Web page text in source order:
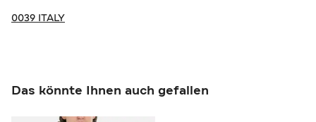
0039 ITALY
Das könnte Ihnen auch gefallen